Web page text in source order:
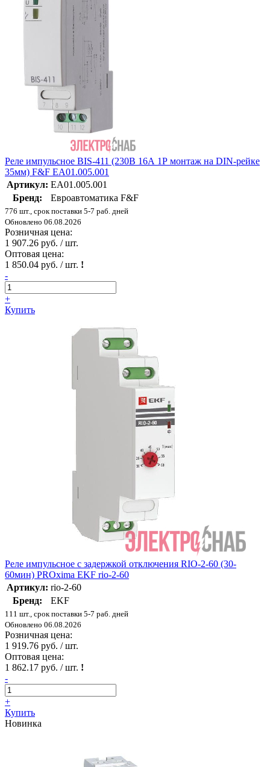
Реле импульсное BIS-411 (230В 16А 1Р монтаж на DIN-рейке
35мм) F&F EA01.005.001
Артикул: EA01.005.001
Бренд:
Евроавтоматика F&F
776 шт., срок поставки 5-7 раб. дней
Обновлено 06.08.2026
Розничная цена:
1 907.26 руб. / шт.
Оптовая цена:
1 850.04 руб. / шт. !
-
+
Купить
Реле импульсное с задержкой отключения RIO-2-60 (30-
60мин) PROxima EKF rio-2-60
Артикул: rio-2-60
Бренд:
EKF
111 шт., срок поставки 5-7 раб. дней
Обновлено 06.08.2026
Розничная цена:
1 919.76 руб. / шт.
Оптовая цена:
1 862.17 руб. / шт. !
-
+
Купить
Новинка